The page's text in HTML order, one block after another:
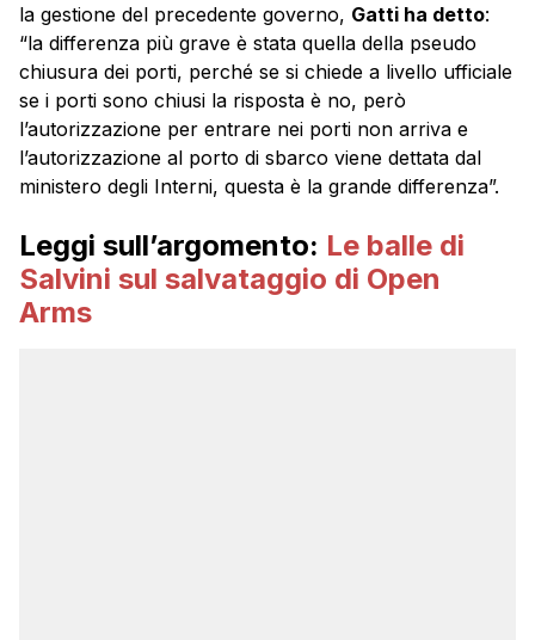
la gestione del precedente governo, Gatti ha detto:
“la differenza più grave è stata quella della pseudo
chiusura dei porti, perché se si chiede a livello ufficiale
se i porti sono chiusi la risposta è no, però
l’autorizzazione per entrare nei porti non arriva e
l’autorizzazione al porto di sbarco viene dettata dal
ministero degli Interni, questa è la grande differenza”.
Leggi sull’argomento: Le balle di
Salvini sul salvataggio di Open
Arms